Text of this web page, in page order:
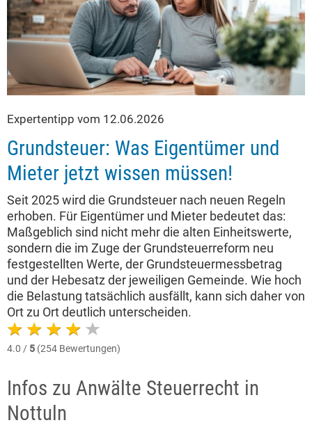
Expertentipp vom 12.06.2026
Grundsteuer: Was Eigentümer und
Mieter jetzt wissen müssen!
Seit 2025 wird die Grundsteuer nach neuen Regeln
erhoben. Für Eigentümer und Mieter bedeutet das:
Maßgeblich sind nicht mehr die alten Einheitswerte,
sondern die im Zuge der Grundsteuerreform neu
festgestellten Werte, der Grundsteuermessbetrag
und der Hebesatz der jeweiligen Gemeinde. Wie hoch
die Belastung tatsächlich ausfällt, kann sich daher von
Ort zu Ort deutlich unterscheiden.
4.0 / 5 (254 Bewertungen)
Infos zu Anwälte Steuerrecht in
Nottuln